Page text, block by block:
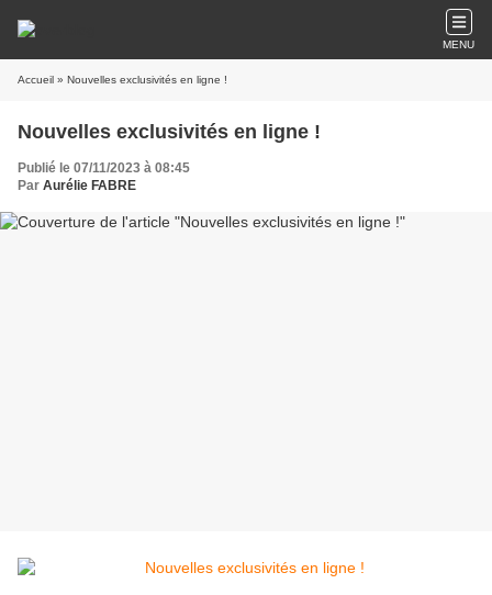
MENU
Accueil » Nouvelles exclusivités en ligne !
Nouvelles exclusivités en ligne !
Publié le 07/11/2023 à 08:45
Par Aurélie FABRE